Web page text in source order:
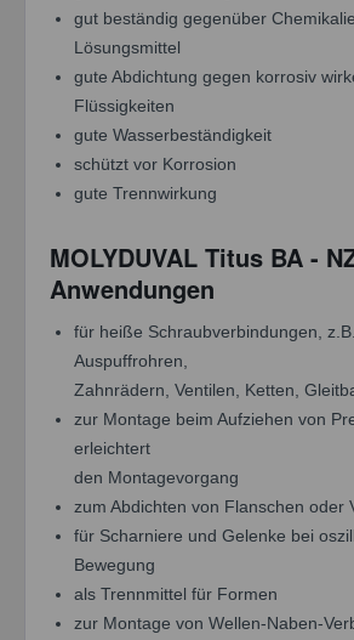
gut beständig gegenüber
Lösungsmittel
gute Abdichtung gegen korrosiv
Flüssigkeiten
gute Wasserbeständigkeit
schützt vor Korrosion
gute Trennwirkung
MOLYDUVAL Titus BA -
Anwendungen
für heiße Schraubverbindungen,
Auspuffrohren,
Zahnrädern, Ventilen, Ketten,
zur Montage beim Aufziehen von
erleichtert
den Montagevorgang
zum Abdichten von Flanschen oder
für Scharniere und Gelenke bei
Bewegung
als Trennmittel für Formen
zur Montage von Wellen-Naben-